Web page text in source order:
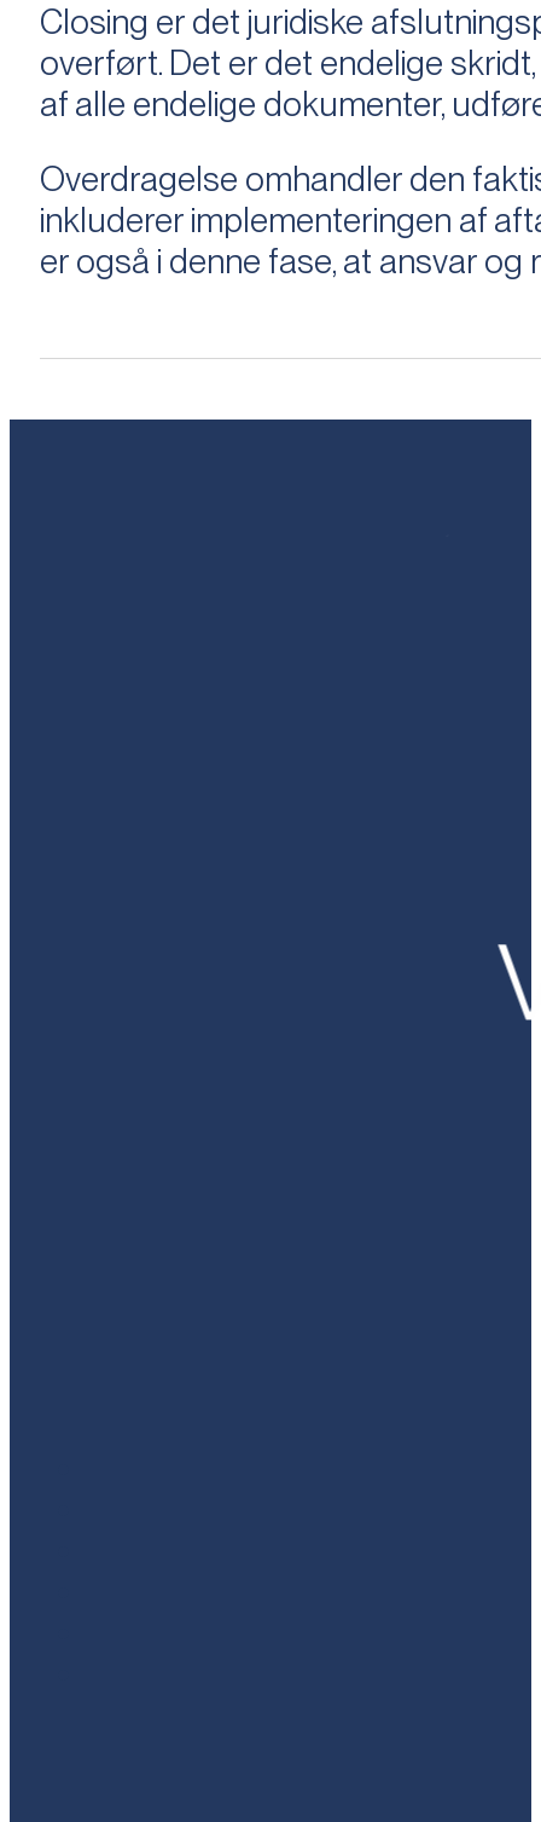
Closing er det juridiske
overført. Det er det endelige
af alle endelige dokumenter,
Overdragelse omhandler den
inkluderer implementeringen af
er også i denne fase, at ansvar